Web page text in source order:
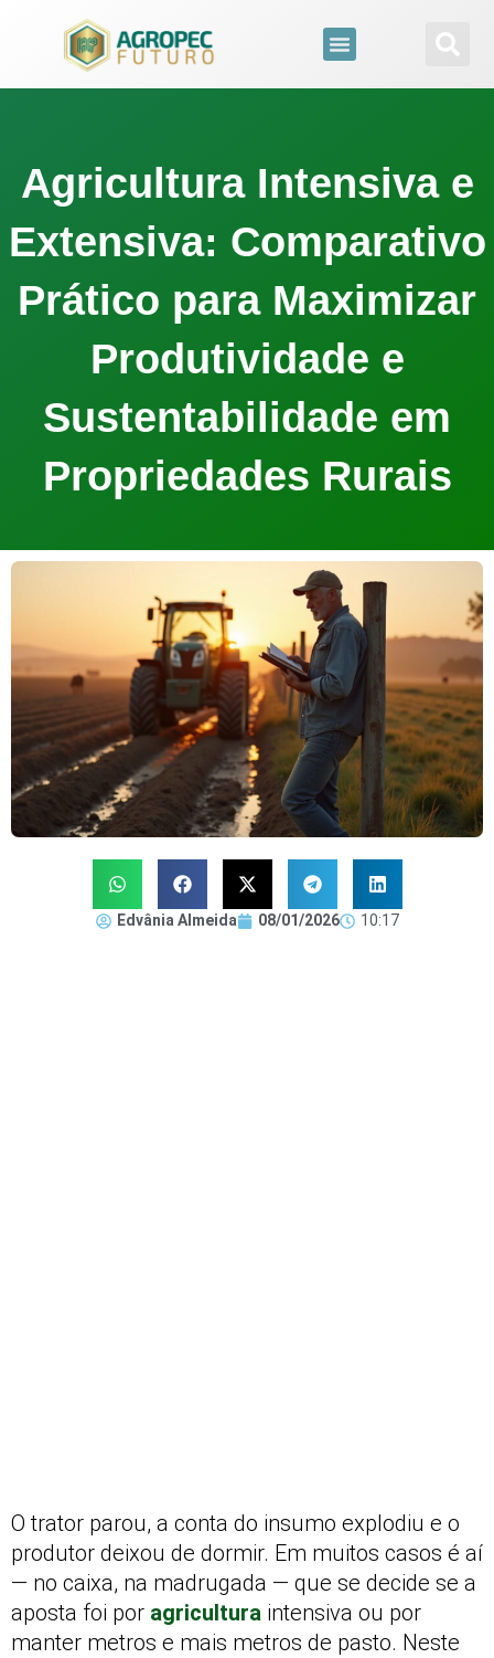
conteúdo
Agricultura Intensiva e
Extensiva: Comparativo
Prático para Maximizar
Produtividade e
Sustentabilidade em
Propriedades Rurais
Edvânia Almeida 08/01/2026 10:17
O trator parou, a conta do insumo explodiu e o
produtor deixou de dormir. Em muitos casos é aí
— no caixa, na madrugada — que se decide se a
aposta foi por agricultura intensiva ou por
manter metros e mais metros de pasto. Neste